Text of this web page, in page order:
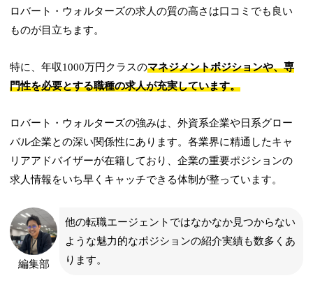
ロバート・ウォルターズの求人の質の高さは口コミでも良い
ものが目立ちます。
特に、年収1000万円クラスのマネジメントポジションや、専
門性を必要とする職種の求人が充実しています。
ロバート・ウォルターズの強みは、外資系企業や日系グロー
バル企業との深い関係性にあります。各業界に精通したキャ
リアアドバイザーが在籍しており、企業の重要ポジションの
求人情報をいち早くキャッチできる体制が整っています。
編集部
他の転職エージェントではなかなか見つからない
ような魅力的なポジションの紹介実績も数多くあ
ります。